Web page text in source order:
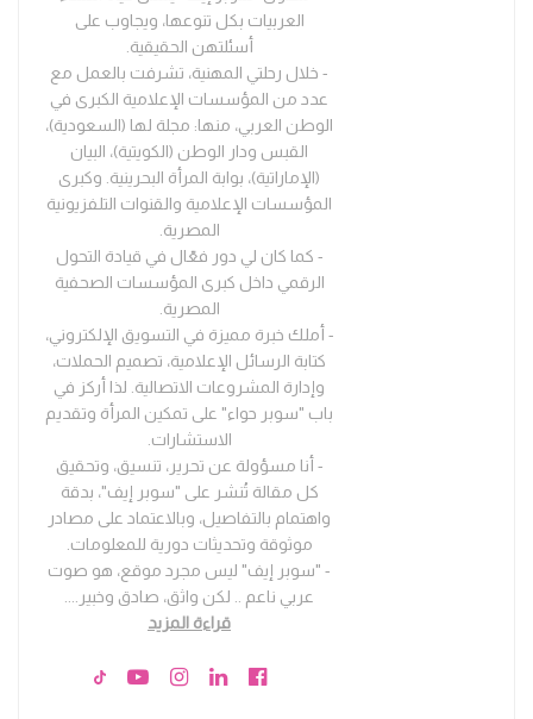
العربيات بكل تنوعها، ويجاوب على
أسئلتهن الحقيقية.
- خلال رحلتي المهنية، تشرفت بالعمل مع
عدد من المؤسسات الإعلامية الكبرى في
الوطن العربي، منها: مجلة لها (السعودية)،
القبس ودار الوطن (الكويتية)، البيان
(الإماراتية)، بوابة المرأة البحرينية. وكبرى
المؤسسات الإعلامية والقنوات التلفزيونية
المصرية.
- كما كان لي دور فعّال في قيادة التحول
الرقمي داخل كبرى المؤسسات الصحفية
المصرية.
- أملك خبرة مميزة في التسويق الإلكتروني،
كتابة الرسائل الإعلامية، تصميم الحملات،
وإدارة المشروعات الاتصالية. لذا أركز في
باب "سوبر حواء" على تمكين المرأة وتقديم
الاستشارات.
- أنا مسؤولة عن تحرير، تنسيق، وتحقيق
كل مقالة تُنشر على "سوبر إيف"، بدقة
واهتمام بالتفاصيل، وبالاعتماد على مصادر
موثوقة وتحديثات دورية للمعلومات.
- "سوبر إيف" ليس مجرد موقع، هو صوت
عربي ناعم .. لكن واثق، صادق وخبير....
قراءة المزيد